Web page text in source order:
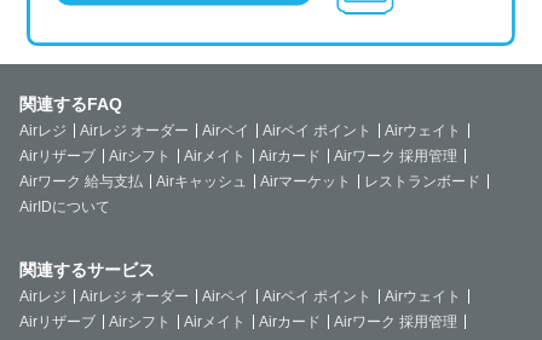
関連するFAQ
Airレジ Airレジ オーダー Airペイ Airペイ ポイント
Airウェイト
Airリザーブ
Airシフト Airメイト Airカード
Airワーク 採用管理
Airワーク 給与支払
Airキャッシュ Airマーケット
レストランボード
AirIDについて
関連するサービス
Airレジ Airレジ オーダー Airペイ Airペイ ポイント
Airウェイト
Airリザーブ
Airシフト Airメイト Airカード
Airワーク 採用管理